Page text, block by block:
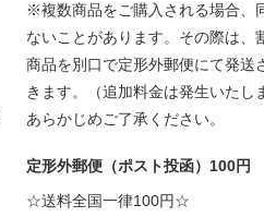
※複数商品をご購入される場合、
ないことがあります。その際は、
商品を別口で定形外郵便にて発送
きます。（追加料金は発生いたし
あらかじめご了承ください。
定形外郵便（ポスト投函）100円
☆送料全国一律100円☆